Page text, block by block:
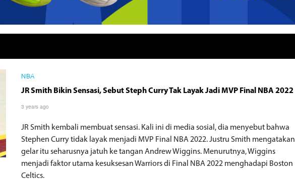
NBA
JR Smith Bikin Sensasi, Sebut Steph Curry Tak Layak Jadi MVP Final NBA 2022
3 years ago
JR Smith kembali membuat sensasi. Kali ini di media sosial, dia menyebut bahwa
Stephen Curry tidak layak menjadi MVP Final NBA 2022. Justru Smith mengatakan
gelar itu seharusnya jatuh ke tangan Andrew Wiggins. Menurutnya, Wiggins
menjadi faktor utama kesuksesan Warriors di Final NBA 2022 menghadapi Boston
Celtics.